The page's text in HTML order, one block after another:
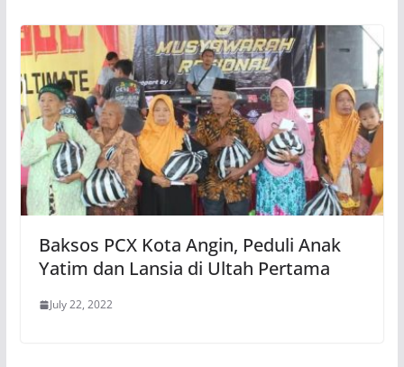
Baksos PCX Kota Angin, Peduli Anak
Yatim dan Lansia di Ultah Pertama
July 22, 2022